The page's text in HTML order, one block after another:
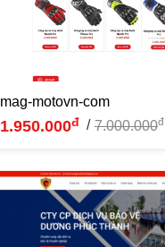
mag-motovn-com
1.950.000đ / 7.000.000đ